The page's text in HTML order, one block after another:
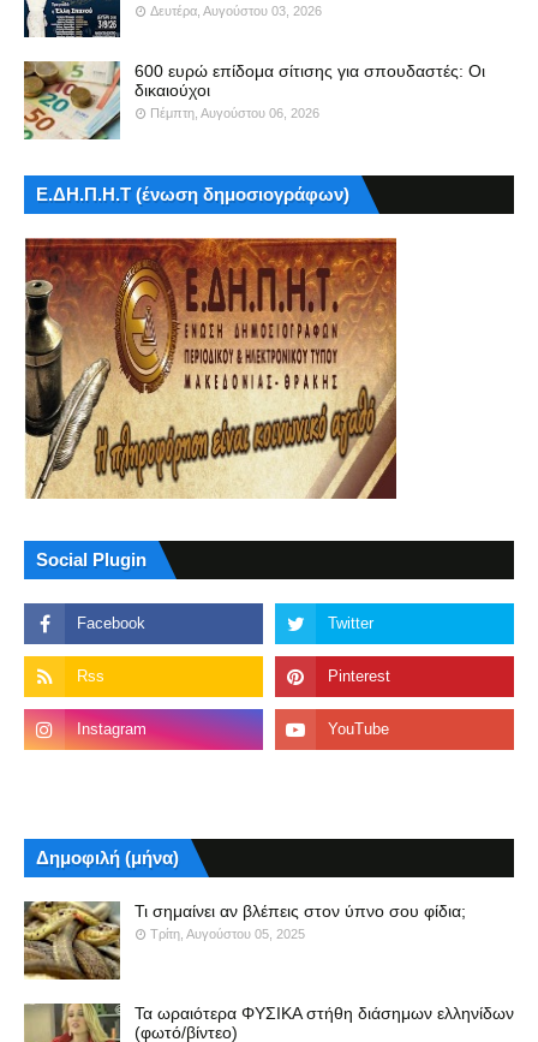
Δευτέρα, Αυγούστου 03, 2026
600 ευρώ επίδομα σίτισης για σπουδαστές: Οι
δικαιούχοι
Πέμπτη, Αυγούστου 06, 2026
Ε.ΔΗ.Π.Η.Τ (ένωση δημοσιογράφων)
Social Plugin
Δημοφιλή (μήνα)
Τι σημαίνει αν βλέπεις στον ύπνο σου φίδια;
Τρίτη, Αυγούστου 05, 2025
Τα ωραιότερα ΦΥΣΙΚΑ στήθη διάσημων ελληνίδων
(φωτό/βίντεο)